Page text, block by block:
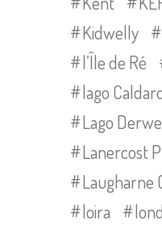
Kidwelly
l’Île de Ré
lago
Lago
Lanercost
Laugharne
loira